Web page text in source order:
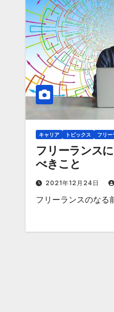
キャリア トピックス フリー
フリーランス
べきこと
2021年12月24日
フリーランスのなる